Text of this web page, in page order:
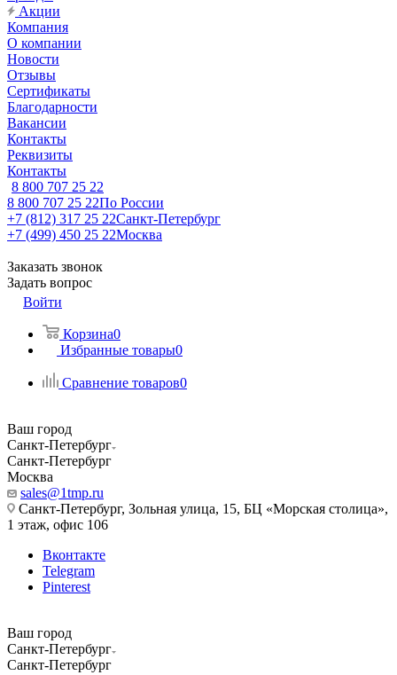
Акции
Компания
О компании
Новости
Отзывы
Сертификаты
Благодарности
Вакансии
Контакты
Реквизиты
Контакты
8 800 707 25 22
8 800 707 25 22По России
+7 (812) 317 25 22Санкт-Петербург
+7 (499) 450 25 22Москва
Заказать звонок
Задать вопрос
Войти
Корзина0
Избранные товары0
Сравнение товаров0
Ваш город
Санкт-Петербург
Санкт-Петербург
Москва
sales@1tmp.ru
Санкт-Петербург, Зольная улица, 15, БЦ «Морская столица»,
1 этаж, офис 106
Вконтакте
Telegram
Pinterest
Ваш город
Санкт-Петербург
Санкт-Петербург